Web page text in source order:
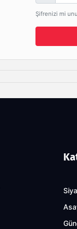
Şifrenizi mi